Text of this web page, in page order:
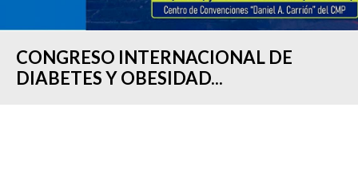
CONGRESO INTERNACIONAL DE
DIABETES Y OBESIDAD...